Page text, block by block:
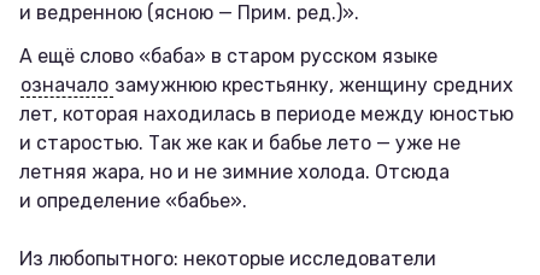
и ведренною (ясною — Прим. ред.)».
А ещё слово «баба» в старом русском языке
означало замужнюю крестьянку, женщину средних
лет, которая находилась в периоде между юностью
и старостью. Так же как и бабье лето — уже не
летняя жара, но и не зимние холода. Отсюда
и определение «бабье».
Из любопытного: некоторые исследователи